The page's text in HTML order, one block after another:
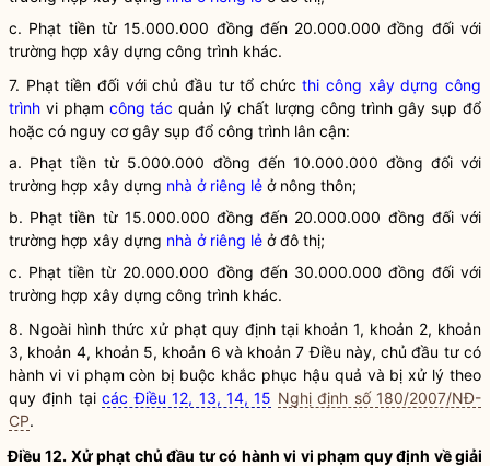
c. Phạt tiền từ 15.000.000 đồng đến 20.000.000 đồng đối với
trường hợp xây dựng công trình khác.
7. Phạt tiền đối với chủ đầu tư tổ chứcthi công xây dựng công
trình vi phạm công tác quản lý chất lượng công trình gây sụp đổ
hoặc có nguy cơ gây sụp đổ công trình lân cận:
a. Phạt tiền từ 5.000.000 đồng đến 10.000.000 đồng đối với
trường hợp xây dựng nhà ở riêng lẻ ở nông thôn;
b. Phạt tiền từ 15.000.000 đồng đến 20.000.000 đồng đối với
trường hợp xây dựng nhà ở riêng lẻ ở đô thị;
c. Phạt tiền từ 20.000.000 đồng đến 30.000.000 đồng đối với
trường hợp xây dựng công trình khác.
8. Ngoài hình thức xử phạt quy định tại khoản 1, khoản 2, khoản
3, khoản 4, khoản 5, khoản 6 và khoản 7 Điều này, chủ đầu tư có
hành vi vi phạm còn bị buộc khắc phục hậu quả và bị xử lý theo
quy định tạicác Điều 12, 13, 14, 15 Nghị định số 180/2007/NĐ-
CP.
Điều 12. Xử phạt chủ đầu tư có hành vi vi phạm quy định về giải